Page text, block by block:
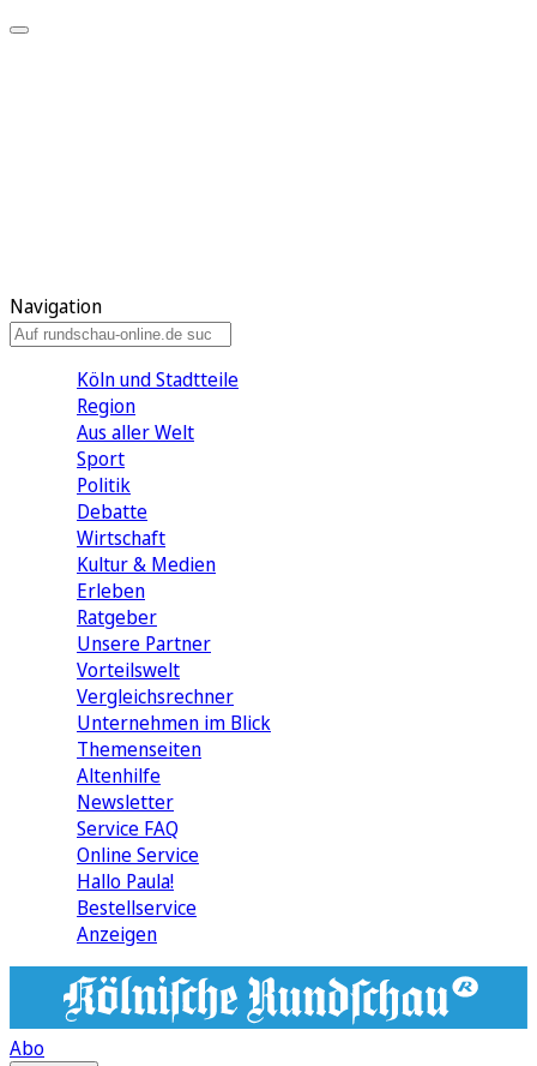
Navigation
Köln und Stadtteile
Region
Aus aller Welt
Sport
Politik
Debatte
Wirtschaft
Kultur & Medien
Erleben
Ratgeber
Unsere Partner
Vorteilswelt
Vergleichsrechner
Unternehmen im Blick
Themenseiten
Altenhilfe
Newsletter
Service FAQ
Online Service
Hallo Paula!
Bestellservice
Anzeigen
Abo